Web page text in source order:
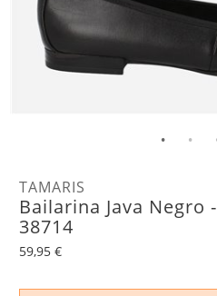
TAMARIS
Bailarina Java Negro -
38714
59,95 €